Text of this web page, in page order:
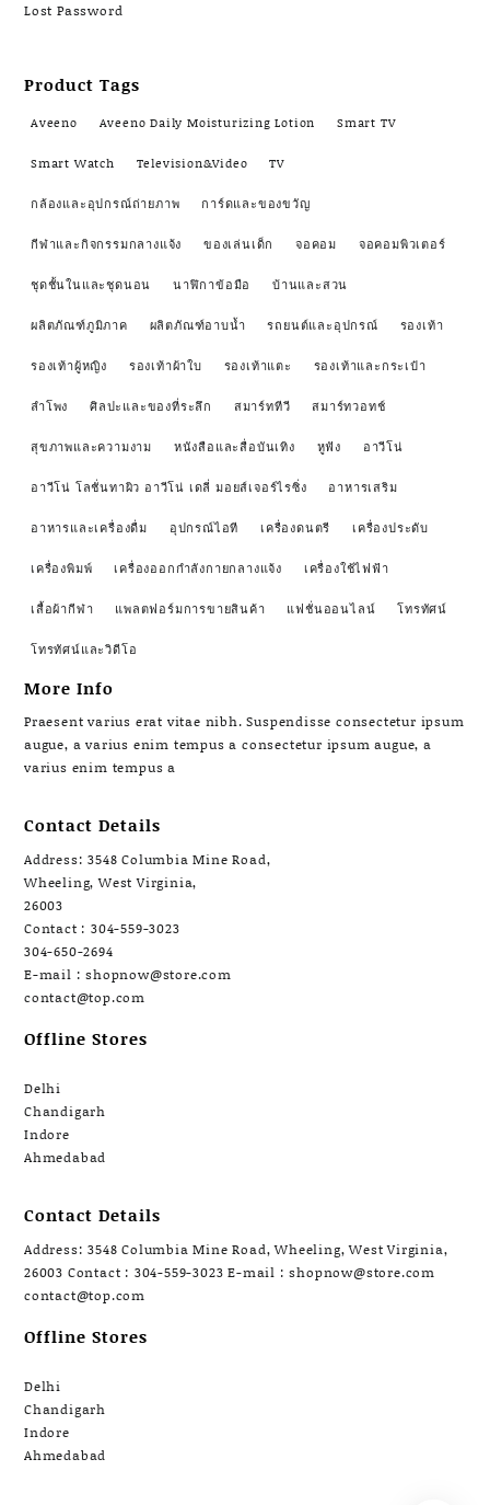
Lost Password
Product Tags
Aveeno Aveeno Daily Moisturizing Lotion Smart TV
Smart Watch Television&Video TV
กล้องและอุปกรณ์ถ่ายภาพ การ์ดและของขวัญ
กีฬาและกิจกรรมกลางแจ้ง ของเล่นเด็ก จอคอม จอคอมพิวเตอร์
ชุดชั้นในและชุดนอน นาฬิกาข้อมือ บ้านและสวน
ผลิตภัณฑ์ภูมิภาค ผลิตภัณฑ์อาบน้ำ รถยนต์และอุปกรณ์ รองเท้า
รองเท้าผู้หญิง รองเท้าผ้าใบ รองเท้าแตะ รองเท้าและกระเป๋า
ลำโพง ศิลปะและของที่ระลึก สมาร์ททีวี สมาร์ทวอทช์
สุขภาพและความงาม หนังสือและสื่อบันเทิง หูฟัง อาวีโน่
อาวีโน่ โลชั่นทาผิว อาวีโน่ เดลี่ มอยส์เจอร์ไรซิ่ง อาหารเสริม
อาหารและเครื่องดื่ม อุปกรณ์ไอที เครื่องดนตรี เครื่องประดับ
เครื่องพิมพ์ เครื่องออกกำลังกายกลางแจ้ง เครื่องใช้ไฟฟ้า
เสื้อผ้ากีฬา แพลตฟอร์มการขายสินค้า แฟชั่นออนไลน์ โทรทัศน์
โทรทัศน์และวิดีโอ
More Info
Praesent varius erat vitae nibh. Suspendisse consectetur ipsum
augue, a varius enim tempus a consectetur ipsum augue, a
varius enim tempus a
Contact Details
Address: 3548 Columbia Mine Road,
Wheeling, West Virginia,
26003
Contact : 304-559-3023
304-650-2694
E-mail : shopnow@store.com
contact@top.com
Offline Stores
Delhi
Chandigarh
Indore
Ahmedabad
Contact Details
Address: 3548 Columbia Mine Road, Wheeling, West Virginia,
26003 Contact : 304-559-3023 E-mail : shopnow@store.com
contact@top.com
Offline Stores
Delhi
Chandigarh
Indore
Ahmedabad